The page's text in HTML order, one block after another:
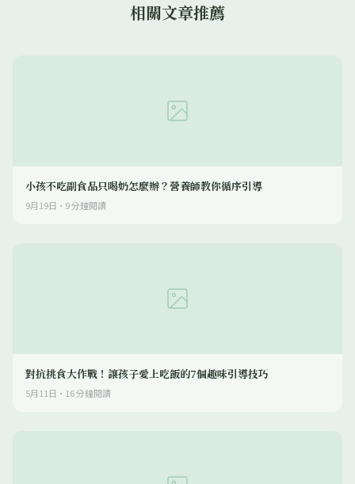
相關文章推薦
小孩不吃副食品只喝奶怎麼辦？營養師教你循序引導
9月19日 · 9分鐘閱讀
對抗挑食大作戰！讓孩子愛上吃飯的7個趣味引導技巧
5月11日 · 16分鐘閱讀